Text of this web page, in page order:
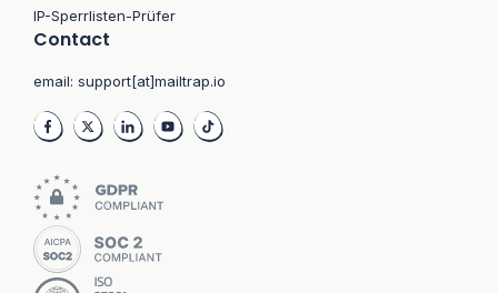
IP-Sperrlisten-Prüfer
Contact
email: support[at]mailtrap.io